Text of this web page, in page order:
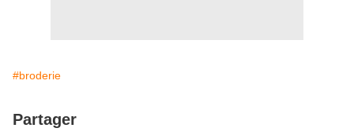
#broderie
Partager